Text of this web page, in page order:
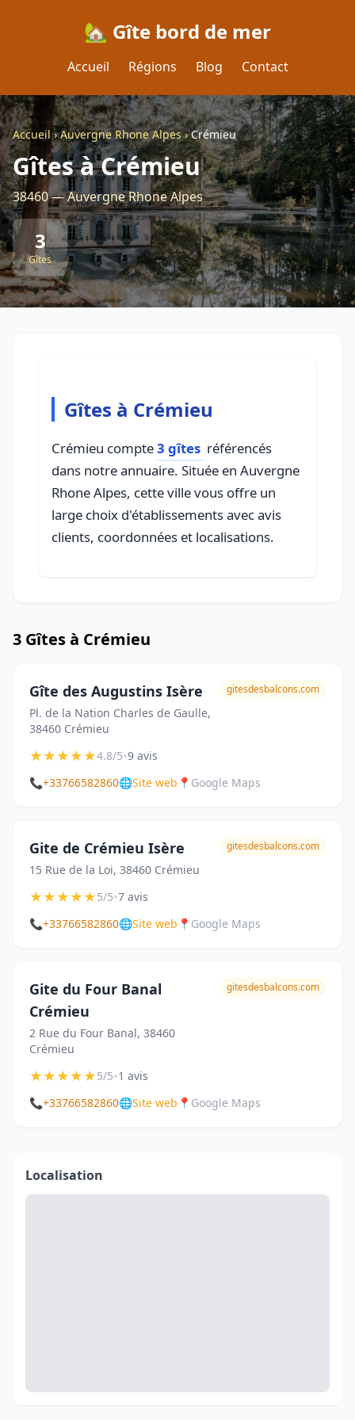
🏡 Gîte bord de mer
Accueil Régions Blog Contact
Accueil›Auvergne Rhone Alpes›Crémieu
Gîtes à Crémieu
38460 — Auvergne Rhone Alpes
3
Gîtes
Gîtes à Crémieu
Crémieu compte3 gîtes référencés
dans notre annuaire. Située en Auvergne
Rhone Alpes, cette ville vous offre un
large choix d'établissements avec avis
clients, coordonnées et localisations.
3 Gîtes à Crémieu
Gîte des Augustins Isère
Pl. de la Nation Charles de Gaulle,
38460 Crémieu
gitesdesbalcons.com
★★★★★4.8/5•9 avis
📞+33766582860🌐Site web 📍 Google Maps
Gite de Crémieu Isère
15 Rue de la Loi, 38460 Crémieu
gitesdesbalcons.com
★★★★★5/5•7 avis
📞+33766582860🌐Site web 📍 Google Maps
Gite du Four Banal
Crémieu
2 Rue du Four Banal, 38460
Crémieu
gitesdesbalcons.com
★★★★★5/5•1 avis
📞+33766582860🌐Site web 📍 Google Maps
Localisation